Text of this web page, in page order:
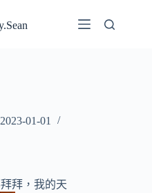
2023-01-01
拜，我的天